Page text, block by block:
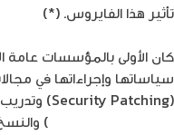
تأثير هذا الفايروس. (*)
كان الأولى بالمؤسسات
سياساتها وإجراءاتها في
(Security Patching) وتدريب وتوعية الموظفين (